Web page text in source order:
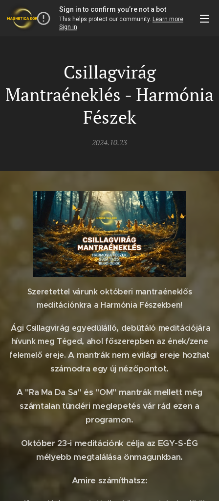
Csillagvirág
Mantraéneklés - Harmónia
Fészek
2024.10.23
Szeretettel várunk októberi mantraéneklős
meditációnkra a Harmónia Fészekben!
Ági Csillagvirág egyedülálló, debütáló meditációjára
hívunk meg Téged, ahol főszerepben az ének/zene
felemelő ereje.A mantrák nem evilági ereje hozhat
számodra egy új nézőpontot.
A "Ra Ma Da Sa" és "OM" mantrák mellett még
számtalan tündéri meglepetés vár rád ezen a
programon.
Október 23-i meditációnk célja az EGY-S-ÉG
mélyebb megtalálása önmagunkban.
Amire számíthatsz: